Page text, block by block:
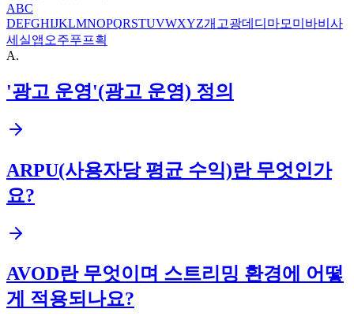
ABC
DEFGHIJKLMNOPQRSTUVWXYZ개 고광데 디 마모 미 바비 사
세 실앱 오주푸프획
A.
'광고 운영'(광고 운영) 정의
ARPU(사용자당 평균 수익)란 무엇인가
요?
AVOD란 무엇이며 스트리밍 환경에 어떻
게 적용되나요?